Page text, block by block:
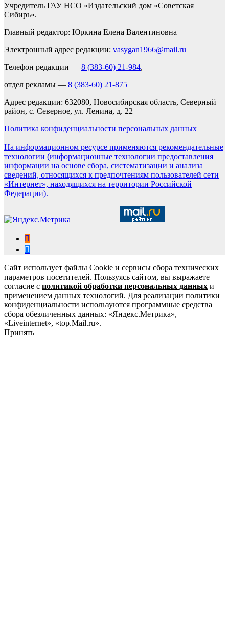
Учредитель ГАУ НСО «Издательский дом «Советская
Сибирь».
Главный редактор: Юркина Елена Валентиновна
Электронный адрес редакции: vasygan1966@mail.ru
Телефон редакции — 8 (383-60) 21-984,
отдел рекламы — 8 (383-60) 21-875
Адрес редакции: 632080, Новосибирская область, Северный
район, с. Северное, ул. Ленина, д. 22
Политика конфиденциальности персональных данных
На информационном ресурсе применяются рекомендательные
технологии (информационные технологии предоставления
информации на основе сбора, систематизации и анализа
сведений, относящихся к предпочтениям пользователей сети
«Интернет», находящихся на территории Российской
Федерации).
Сайт использует файлы Cookie и сервисы сбора технических
параметров посетителей. Пользуясь сайтом, вы выражаете
согласие с политикой обработки персональных данных и
применением данных технологий. Для реализации политики
конфиденциальности используются программные средства
сбора обезличенных данных: «Яндекс.Метрика»,
«Liveinternet», «top.Mail.ru».
Принять